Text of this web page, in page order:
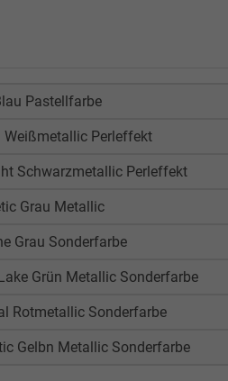
Pastellfarbe
Weißmetallic Perleffekt
Schwarzmetallic Perleffekt
Grau Metallic
Grau Sonderfarbe
Grün Metallic Sonderfarbe
Rotmetallic Sonderfarbe
Gelbn Metallic Sonderfarbe